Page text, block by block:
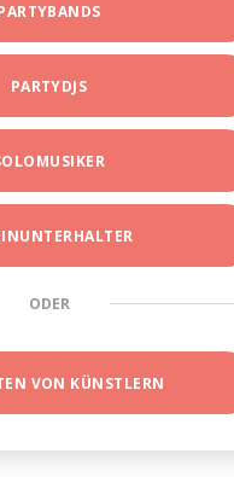
PARTYDJS
ODER
VON KÜNSTLERN